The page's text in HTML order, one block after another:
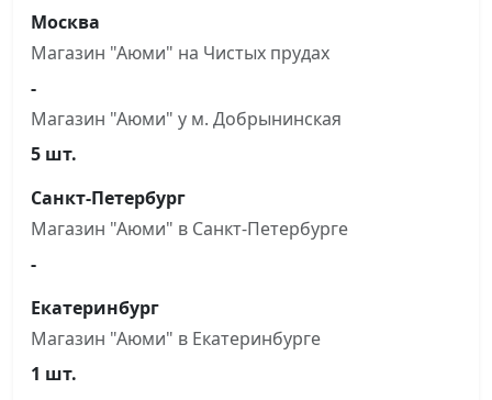
Москва
Магазин "Аюми" на Чистыx прудах
-
Магазин "Аюми" у м. Добрынинская
5 шт.
Санкт-Петербург
Магазин "Аюми" в Санкт-Петербурге
-
Екатеринбург
Магазин "Аюми" в Екатеринбурге
1 шт.